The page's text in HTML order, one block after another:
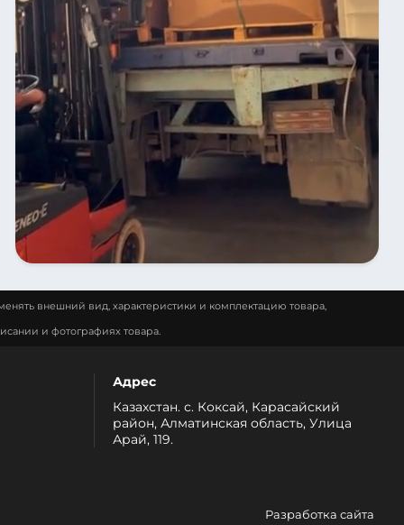
внешний вид, характеристики и комплектацию товара,
и фотографиях товара.
Адрес
Казахстан. с. Коксай, Карасайский
район, Алматинская область, Улица
Арай, 119.
Разработка сайта